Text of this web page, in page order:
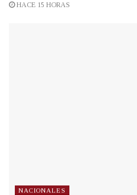
HACE 15 HORAS
NACIONALES